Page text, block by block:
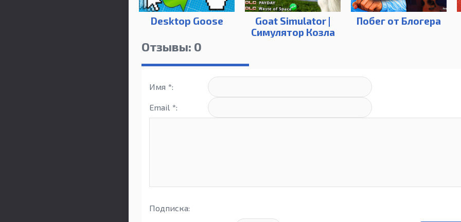
Desktop Goose
Goat Simulator |
Симулятор Козла
Побег от Блогера
Отзывы: 0
Имя *:
Email *:
Подписка: